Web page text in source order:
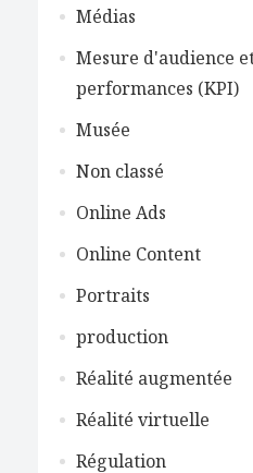
Médias
Mesure d'audience
performances (KPI)
Musée
Non classé
Online Ads
Online Content
Portraits
production
Réalité augmentée
Réalité virtuelle
Régulation